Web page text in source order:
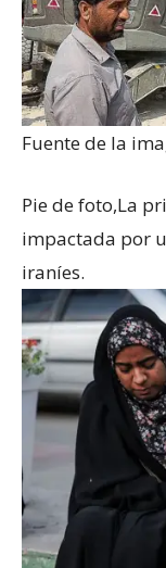
Fuente de la
Pie de foto,La
impactada por
iraníes.